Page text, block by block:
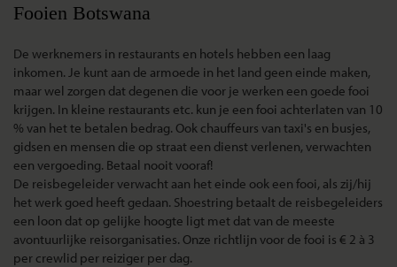
Fooien Botswana
De werknemers in restaurants en hotels hebben een laag
inkomen. Je kunt aan de armoede in het land geen einde maken,
maar wel zorgen dat degenen die voor je werken een goede fooi
krijgen. In kleine restaurants etc. kun je een fooi achterlaten van 10
% van het te betalen bedrag. Ook chauffeurs van taxi's en busjes,
gidsen en mensen die op straat een dienst verlenen, verwachten
een vergoeding. Betaal nooit vooraf!
De reisbegeleider verwacht aan het einde ook een fooi, als zij/hij
het werk goed heeft gedaan. Shoestring betaalt de reisbegeleiders
een loon dat op gelijke hoogte ligt met dat van de meeste
avontuurlijke reisorganisaties. Onze richtlijn voor de fooi is € 2 à 3
per crewlid per reiziger per dag.